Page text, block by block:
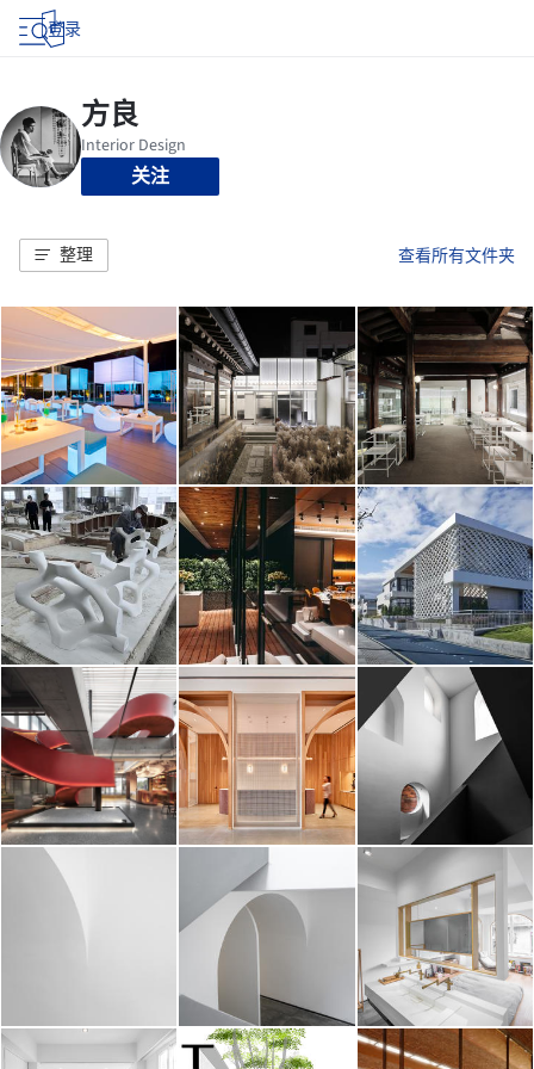
登录
关注
整理 查看所有文件夹